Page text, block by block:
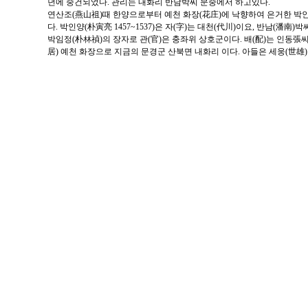
년에 중건되었다. 관리는 내화리 반남박씨 문중에서 하고있다.
연산조(燕山祖)때 한양으로부터 예천 화장(花庄)에 낙향하여 은거한 박
다. 박인양(朴寅亮 1457~1537)은 자(字)는 대천(代川)이요, 반남(潘南)
박임정(朴林禎)의 장자로 관(官)은 충좌위 상호군이다. 배(配)는 인동張
居) 예천 화장으로 지금의 문경군 산북면 내화리 이다. 아들은 세웅(世雄